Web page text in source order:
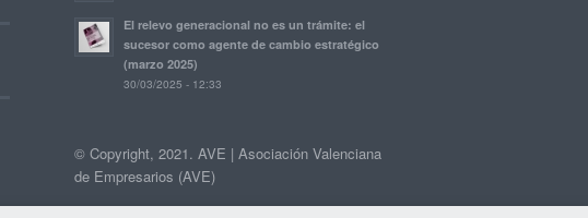
El relevo generacional no es un trámite: el
sucesor como agente de cambio estratégico
(marzo 2025)
30/03/2025 - 12:33
© Copyright, 2021. AVE | Asociación Valenciana
de Empresarios (AVE)